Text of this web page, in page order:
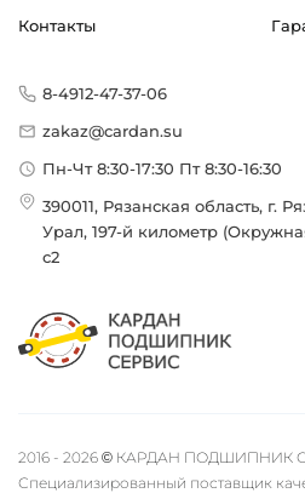
Контакты
8-4912-47-37-06
zakaz@cardan.su
Пн-Чт 8:30-17:30 Пт 8:30-16:30
390011, Рязанская область, г.
Урал, 197-й километр
с2
2016 - 2026 © КАРДАН ПОДШИПНИК
Специализированный поставщик